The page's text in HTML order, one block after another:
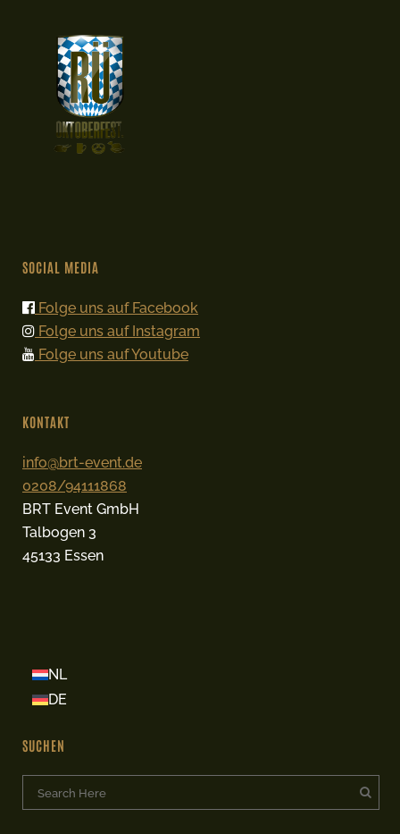
SOCIAL MEDIA
Folge uns auf Facebook
Folge uns auf Instagram
Folge uns auf Youtube
KONTAKT
info@brt-event.de
0208/94111868
BRT Event GmbH
Talbogen 3
45133 Essen
NL
DE
SUCHEN